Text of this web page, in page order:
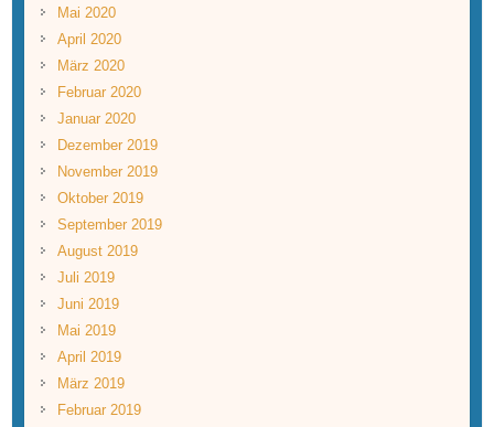
Mai 2020
April 2020
März 2020
Februar 2020
Januar 2020
Dezember 2019
November 2019
Oktober 2019
September 2019
August 2019
Juli 2019
Juni 2019
Mai 2019
April 2019
März 2019
Februar 2019